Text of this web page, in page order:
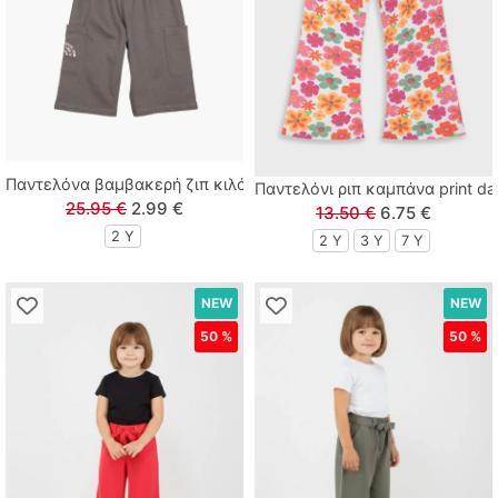
Παντελόνα βαμβακερή ζιπ κιλότ με τσέπες και λάστιχο στη
25.95 € 2.99 €
2 Y
Παντελόνι ριπ καμπάνα print
13.50 € 6.75 €
2 Y 3 Y 7 Y
NEW
50 %
NEW
50 %
Lamour
Linverno Knitwear
Losan
Losan Kids
M & S
MARIO ALESSANDRO
Paul Christophe